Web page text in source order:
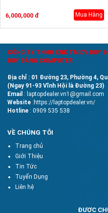
6,000,000 đ Mua Hàng
CÔNG TY TNHH XNK TM DV DUY
DUY ĐĂNG COMPUTER
Địa chỉ : 01 Đường 23, Phường 4,
(Ngay 91-93 Vĩnh Hội là Đường 23)
Email : laptopdealer.vn1@gmail.com
Website :https://laptopdealer.vn/
Hotline : 0909 535 538
VỀ CHÚNG TÔI
Trang chủ
Giới Thiệu
Tin Tức
Tuyển Dụng
Liên hệ
ĐƯỢC